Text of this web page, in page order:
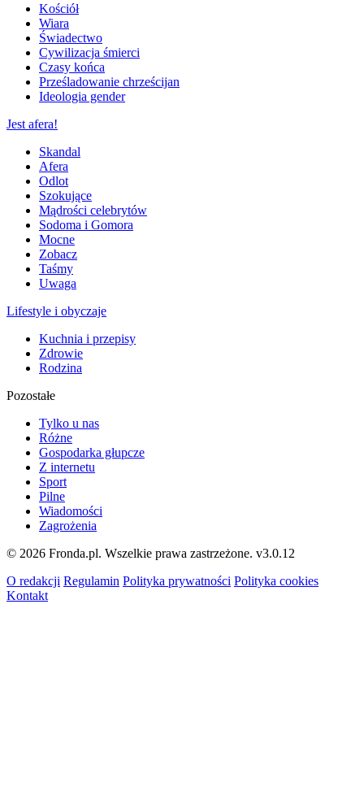
Kościół
Wiara
Świadectwo
Cywilizacja śmierci
Czasy końca
Prześladowanie chrześcijan
Ideologia gender
Jest afera!
Skandal
Afera
Odlot
Szokujące
Mądrości celebrytów
Sodoma i Gomora
Mocne
Zobacz
Taśmy
Uwaga
Lifestyle i obyczaje
Kuchnia i przepisy
Zdrowie
Rodzina
Pozostałe
Tylko u nas
Różne
Gospodarka głupcze
Z internetu
Sport
Pilne
Wiadomości
Zagrożenia
© 2026 Fronda.pl. Wszelkie prawa zastrzeżone. v3.0.12
O redakcji Regulamin Polityka prywatności Polityka cookies
Kontakt